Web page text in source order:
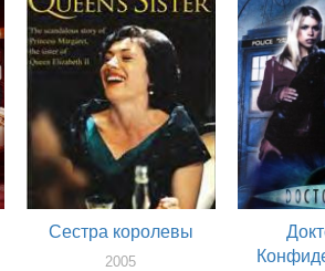
Сестра королевы
2005